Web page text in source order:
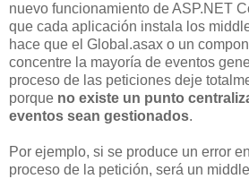
nuevo funcionamiento de ASP.NET
que cada aplicación instala los
hace que el Global.asax o un
concentre la mayoría de eventos
proceso de las peticiones deje
porque no existe un punto
eventos sean gestionados.
Por ejemplo, si se produce un error
proceso de la petición, será un